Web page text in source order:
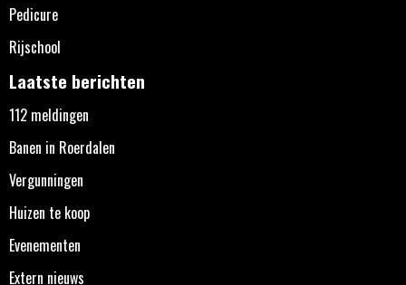
Pedicure
Rijschool
Laatste berichten
112 meldingen
Banen in Roerdalen
Vergunningen
Huizen te koop
Evenementen
Extern nieuws